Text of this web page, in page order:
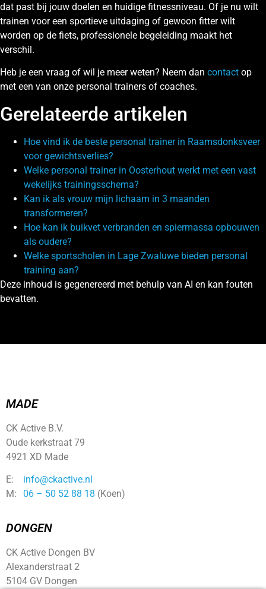
dat past bij jouw doelen en huidige fitnessniveau. Of je nu wilt
trainen voor een sportieve uitdaging of gewoon fitter wilt
worden op de fiets, professionele begeleiding maakt het
verschil.
Heb je een vraag of wil je meer weten? Neem dan contact op
met een van onze personal trainers of coaches.
Gerelateerde artikelen
Hoe vind ik de beste personal trainer in Raamsdonksveer
voor gewichtsverlies?
Welke personal trainer in Oosterhout werkt met een vast
wekelijks trainingsschema?
Kan ik als vrouw mijn lichaam in 3 maanden
transformeren?
Hoe kan ik buikvet verbranden en spiermassa opbouwen
als oudere?
Welke sportscholen in Lage Zwaluwe bieden personal
training aan?
Deze inhoud is gegenereerd met behulp van AI en kan fouten
bevatten.
MADE
CK Active B.V.
Oude kerkstraat 79
4921 XD Made
E:
info@ckactive.nl
M:
06 – 50 52 88 18 (Koen)
DONGEN
CK Active Dongen BV
Alexanderstraat 2
5104 GV Dongen